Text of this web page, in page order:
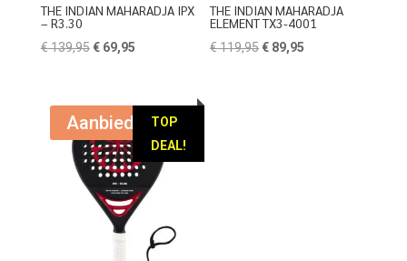
THE INDIAN MAHARADJA IPX
– R3.30
€139,95 Oorspronkelijke
€ 139,95.
€69,95Huidige
€ 69,95.
THE INDIAN MAHARADJA
ELEMENT TX3-4001
€119,95Oorspronkelijke
€ 89,95
TOP
DEAL!
Aanbieding!